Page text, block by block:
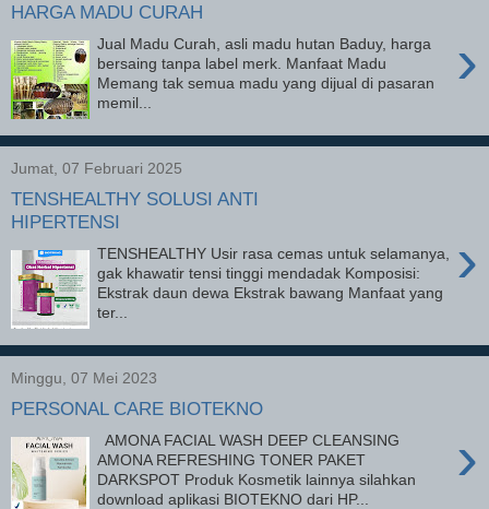
HARGA MADU CURAH
›
Jual Madu Curah, asli madu hutan Baduy, harga
bersaing tanpa label merk. Manfaat Madu
Memang tak semua madu yang dijual di pasaran
memil...
Jumat, 07 Februari 2025
TENSHEALTHY SOLUSI ANTI
HIPERTENSI
›
TENSHEALTHY Usir rasa cemas untuk selamanya,
gak khawatir tensi tinggi mendadak Komposisi:
Ekstrak daun dewa Ekstrak bawang Manfaat yang
ter...
Minggu, 07 Mei 2023
PERSONAL CARE BIOTEKNO
›
AMONA FACIAL WASH DEEP CLEANSING
AMONA REFRESHING TONER PAKET
DARKSPOT Produk Kosmetik lainnya silahkan
download aplikasi BIOTEKNO dari HP...